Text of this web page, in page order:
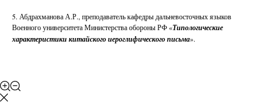
5. Абдрахманова А.Р., преподаватель кафедры дальневосточных языков
Военного университета Министерства обороны РФ «Типологические
характеристики китайского иероглифического письма».